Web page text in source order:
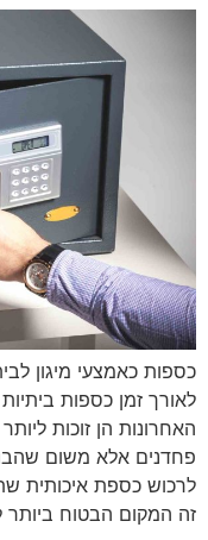
כספות כאמצעי מיגון
לאורך זמן כספות ביתיות
האחרונות הן זוכות
פחדנים אלא משום
לרכוש כספת איכותית
זה המקום הבטוח